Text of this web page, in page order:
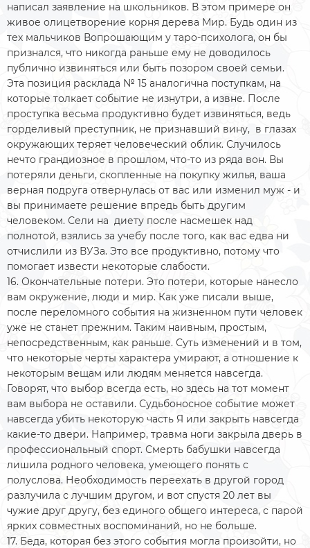
написал заявление на школьников. В этом примере он
живое олицетворение корня дерева Мир. Будь один из
тех мальчиков Вопрошающим у таро-психолога, он бы
признался, что никогда раньше ему не доводилось
публично извиняться или быть позором своей семьи.
Эта позиция расклада № 15 аналогична поступкам, на
которые толкает событие не изнутри, а извне. После
проступка весьма продуктивно будет извиняться, ведь
горделивый преступник, не признавший вину, в глазах
окружающих теряет человеческий облик. Случилось
нечто грандиозное в прошлом, что-то из ряда вон. Вы
потеряли деньги, скопленные на покупку жилья, ваша
верная подруга отвернулась от вас или изменил муж - и
вы принимаете решение впредь быть другим
человеком. Сели на диету после насмешек над
полнотой, взялись за учебу после того, как вас едва ни
отчислили из ВУЗа. Это все продуктивно, потому что
помогает извести некоторые слабости.
16. Окончательные потери. Это потери, которые нанесло
вам окружение, люди и мир. Как уже писали выше,
после переломного события на жизненном пути человек
уже не станет прежним. Таким наивным, простым,
непосредственным, как раньше. Суть изменений и в том,
что некоторые черты характера умирают, а отношение к
некоторым вещам или людям меняется навсегда.
Говорят, что выбор всегда есть, но здесь на тот момент
вам выбора не оставили. Судьбоносное событие может
навсегда убить некоторую часть Я или закрыть навсегда
какие-то двери. Например, травма ноги закрыла дверь в
профессиональный спорт. Смерть бабушки навсегда
лишила родного человека, умеющего понять с
полуслова. Необходимость переехать в другой город
разлучила с лучшим другом, и вот спустя 20 лет вы
чужие друг другу, без единого общего интереса, с парой
ярких совместных воспоминаний, но не больше.
17. Беда, которая без этого события могла произойти, но